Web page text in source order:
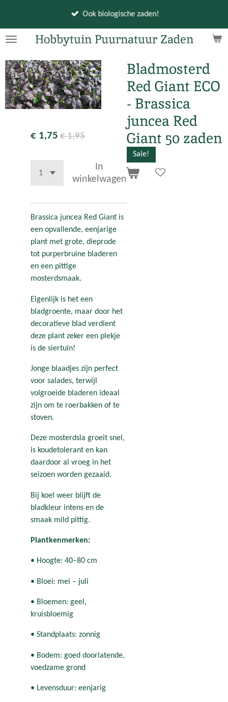
naar
hoofdinhoud
Hobbytuin Puurnatuur Zaden
Ook biologische zaden!
Bladmosterd
Red Giant ECO
- Brassica
juncea Red
Giant 50 zaden
Sale!
€ 1,75 € 1,95
In
winkelwagen
Brassica juncea Red Giant is
een opvallende, eenjarige
plant met grote, dieprode
tot purperbruine bladeren
en een pittige
mosterdsmaak.
Eigenlijk is het een
bladgroente, maar door het
decoratieve blad verdient
deze plant zeker een plekje
is de siertuin!
Jonge blaadjes zijn perfect
voor salades, terwijl
volgroeide bladeren ideaal
zijn om te roerbakken of te
stoven.
Deze mosterdsla groeit snel,
is koudetolerant en kan
daardoor al vroeg in het
seizoen worden gezaaid.
Bij koel weer blijft de
bladkleur intens en de
smaak mild pittig.
Plantkenmerken:
• Hoogte: 40–80 cm
• Bloei: mei – juli
• Bloemen: geel,
kruisbloemig
• Standplaats: zonnig
• Bodem: goed doorlatende,
voedzame grond
• Levensduur: eenjarig